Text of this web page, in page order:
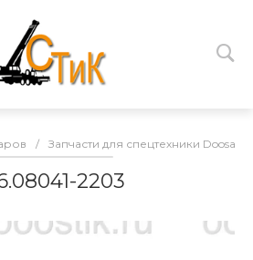
/ Запчасти для спецтехники Doosan
2203